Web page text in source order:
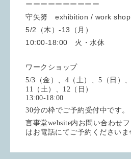
ーーーーーーーーーー
守矢努 exhibition / work shop
5/2（木）-13（月）
10:00-18:00 火・水休
ワークショップ
5/3（金）、4（土）、5（日）
11（土）、12（日）
13:00-18:00
30分の枠でご予約受付中です。
言事堂website内お問い合わせ
はお電話にてご予約くださいま